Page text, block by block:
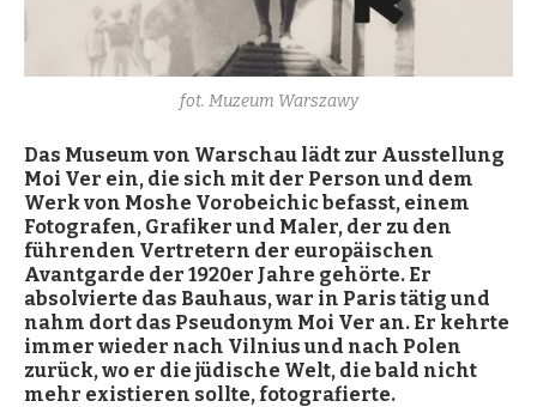
fot. Muzeum Warszawy
Das Museum von Warschau lädt zur Ausstellung
Moi Ver ein, die sich mit der Person und dem
Werk von Moshe Vorobeichic befasst, einem
Fotografen, Grafiker und Maler, der zu den
führenden Vertretern der europäischen
Avantgarde der 1920er Jahre gehörte. Er
absolvierte das Bauhaus, war in Paris tätig und
nahm dort das Pseudonym Moi Ver an. Er kehrte
immer wieder nach Vilnius und nach Polen
zurück, wo er die jüdische Welt, die bald nicht
mehr existieren sollte, fotografierte.